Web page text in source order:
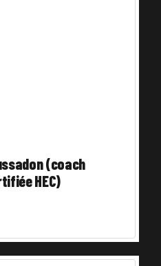
(coach
HEC)